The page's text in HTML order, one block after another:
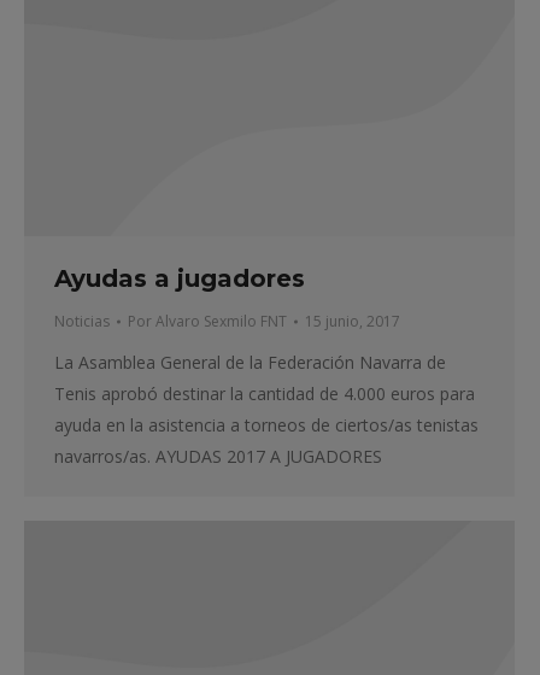
Ayudas a jugadores
Noticias PorAlvaro Sexmilo FNT 15 junio, 2017
La Asamblea General de la Federación Navarra de
Tenis aprobó destinar la cantidad de 4.000 euros para
ayuda en la asistencia a torneos de ciertos/as tenistas
navarros/as. AYUDAS 2017 A JUGADORES